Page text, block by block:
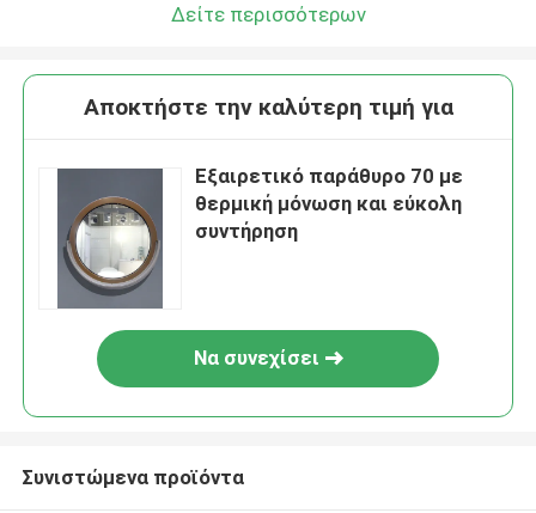
Δείτε περισσότερων
Αποκτήστε την καλύτερη τιμή για
Εξαιρετικό παράθυρο 70 με
θερμική μόνωση και εύκολη
συντήρηση
Να συνεχίσει
Συνιστώμενα προϊόντα